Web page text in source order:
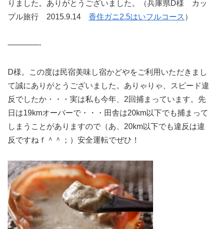
りました。ありがとうございました。（兵庫県D様 カッ
プル旅行 2015.9.14 香住ガニ2.5はいフルコース ）
————-
D様。この度は民宿美味し宿かどやをご利用いただきまし
て誠にありがとうございました。ありゃりゃ、スピード違
反でしたか・・・実は私も今年、2回捕まっています。先
日は19kmオーバーで・・・田舎は20km以下でも捕まって
しまうことがありますので（あ、20km以下でも違反は違
反ですねｆ＾＾；）安全運転でぜひ！